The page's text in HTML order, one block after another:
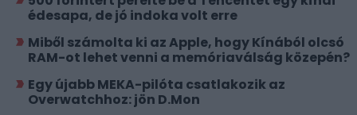
édesapa, de jó indoka volt erre
Miből számolta ki az Apple, hogy Kínából olcsó
RAM-ot lehet venni a memóriaválság közepén?
Egy újabb MEKA-pilóta csatlakozik az
Overwatchhoz: jön D.Mon